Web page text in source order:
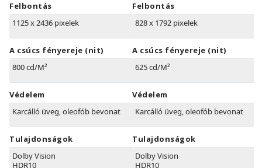
Felbontás
1125 x 2436 pixelek
A csúcs fényereje (nit)
800 cd/M²
Védelem
Karcálló üveg, oleofób bevonat
Tulajdonságok
Dolby Vision
HDR10
Felbontás
828 x 1792 pixelek
A csúcs fényereje (nit)
625 cd/M²
Védelem
Karcálló üveg, oleofób bevonat
Tulajdonságok
Dolby Vision
HDR10